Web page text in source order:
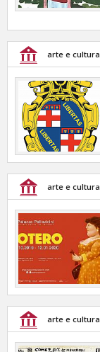
arte e cultura
arte e cultura
arte e cultura